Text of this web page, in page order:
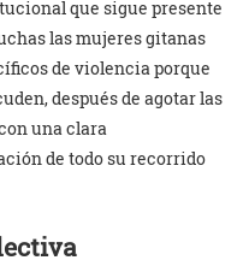
que sigue presente
las mujeres gitanas
de violencia porque
después de agotar las
una clara
de todo su recorrido